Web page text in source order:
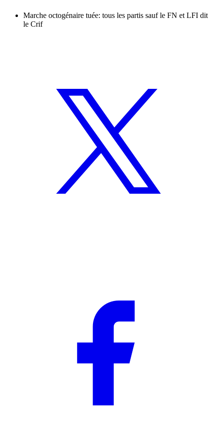
Marche octogénaire tuée: tous les partis sauf le FN et LFI dit
le Crif